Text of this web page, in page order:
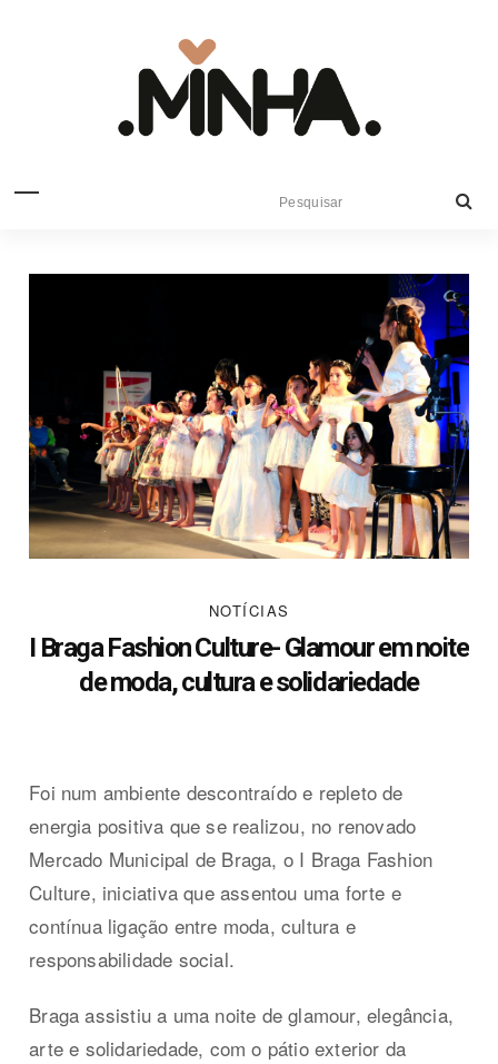
NOTÍCIAS
I Braga Fashion Culture- Glamour em noite
de moda, cultura e solidariedade
Foi num ambiente descontraído e repleto de
energia positiva que se realizou, no renovado
Mercado Municipal de Braga, o I Braga Fashion
Culture, iniciativa que assentou uma forte e
contínua ligação entre moda, cultura e
responsabilidade social.
Braga assistiu a uma noite de glamour, elegância,
arte e solidariedade, com o pátio exterior da